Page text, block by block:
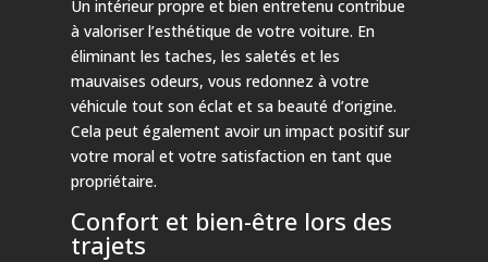
Un intérieur propre et bien entretenu contribue
à valoriser l’esthétique de votre voiture. En
éliminant les taches, les saletés et les
mauvaises odeurs, vous redonnez à votre
véhicule tout son éclat et sa beauté d’origine.
Cela peut également avoir un impact positif sur
votre moral et votre satisfaction en tant que
propriétaire.
Confort et bien-être lors des
trajets